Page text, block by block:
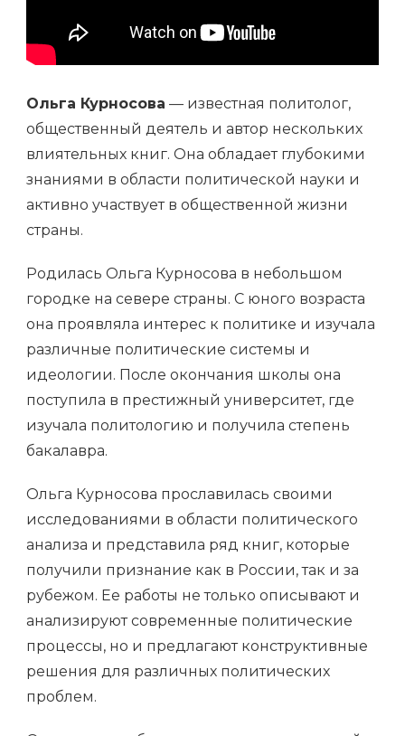
Ольга Курносова — известная политолог,
общественный деятель и автор нескольких
влиятельных книг. Она обладает глубокими
знаниями в области политической науки и
активно участвует в общественной жизни
страны.
Родилась Ольга Курносова в небольшом
городке на севере страны. С юного возраста
она проявляла интерес к политике и изучала
различные политические системы и
идеологии. После окончания школы она
поступила в престижный университет, где
изучала политологию и получила степень
бакалавра.
Ольга Курносова прославилась своими
исследованиями в области политического
анализа и представила ряд книг, которые
получили признание как в России, так и за
рубежом. Ее работы не только описывают и
анализируют современные политические
процессы, но и предлагают конструктивные
решения для различных политических
проблем.